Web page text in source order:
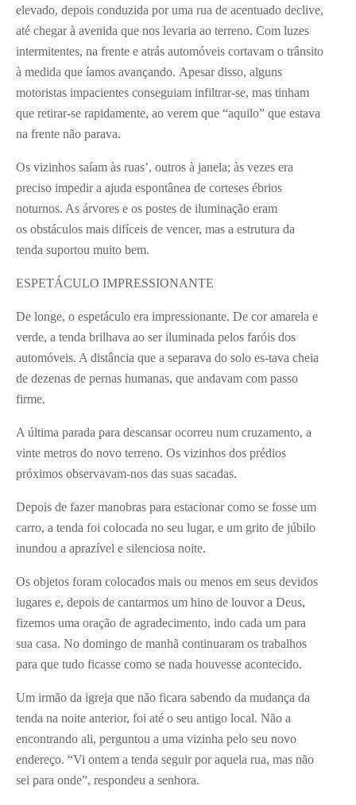
elevado, depois conduzida por uma rua de acentuado declive,
até chegar à avenida que nos levaria ao terreno. Com luzes
intermitentes, na frente e atrás automóveis cortavam o trânsito
à medida que íamos avançando. Apesar disso, alguns
motoristas impacientes conseguiam infiltrar-se, mas tinham
que retirar-se rapidamente, ao verem que “aquilo” que estava
na frente não parava.
Os vizinhos saíam às ruas’, outros à janela; às vezes era
preciso impedir a ajuda espontânea de corteses ébrios
noturnos. As árvores e os postes de iluminação eram
os obstáculos mais difíceis de vencer, mas a estrutura da
tenda suportou muito bem.
ESPETÁCULO IMPRESSIONANTE
De longe, o espetáculo era impressionante. De cor amarela e
verde, a tenda brilhava ao ser iluminada pelos faróis dos
automóveis. A distância que a separava do solo es-tava cheia
de dezenas de pernas humanas, que andavam com passo
firme.
A última parada para descansar ocorreu num cruzamento, a
vinte metros do novo terreno. Os vizinhos dos prédios
próximos observavam-nos das suas sacadas.
Depois de fazer manobras para estacionar como se fosse um
carro, a tenda foi colocada no seu lugar, e um grito de júbilo
inundou a aprazível e silenciosa noite.
Os objetos foram colocados mais ou menos em seus devidos
lugares e, depois de cantarmos um hino de louvor a Deus,
fizemos uma oração de agradecimento, indo cada um para
sua casa. No domingo de manhã continuaram os trabalhos
para que tudo ficasse como se nada houvesse acontecido.
Um irmão da igreja que não ficara sabendo da mudança da
tenda na noite anterior, foi até o seu antigo local. Não a
encontrando ali, perguntou a uma vizinha pelo seu novo
endereço. “Vi ontem a tenda seguir por aquela rua, mas não
sei para onde”, respondeu a senhora.